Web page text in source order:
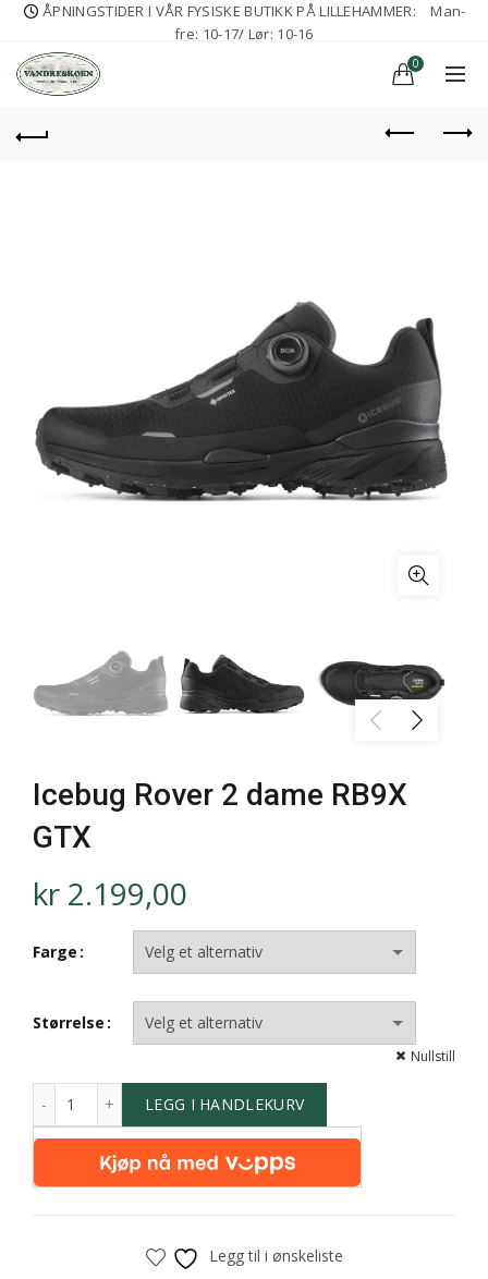
ÅPNINGSTIDER I VÅR FYSISKE BUTIKK PÅ LILLEHAMMER:
Man-
fre: 10-17/ Lør: 10-16
0
Icebug Rover 2 dame RB9X
GTX
kr 2.199,00
Farge
Størrelse
Nullstill
LEGG I HANDLEKURV
Legg til i ønskeliste